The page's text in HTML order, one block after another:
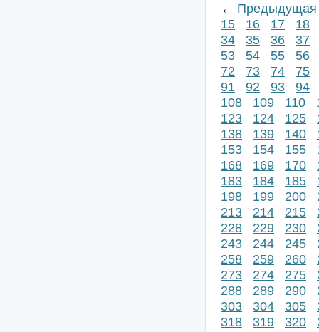
← Предыдущая
15
16 17
18
34
35 36
37
53
54 55
56
72
73 74
75
91
92 93
94
108
109 110
123
124 125
138
139 140
153
154 155
168
169 170
183
184 185
198
199 200
213
214 215
228
229 230
243
244 245
258
259 260
273
274 275
288
289 290
303
304 305
318
319 320